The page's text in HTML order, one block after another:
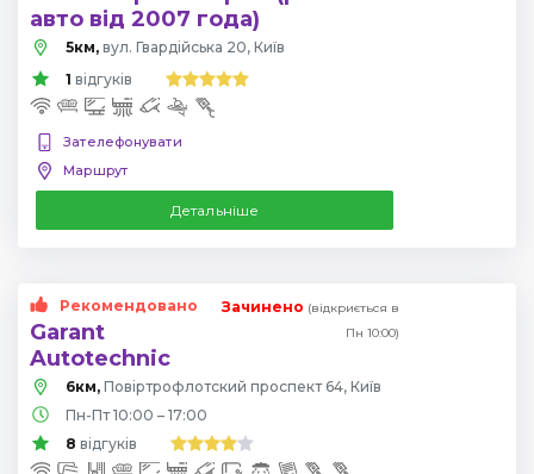
авто від 2007 года)
5км, вул. Гвардійська 20, Київ
1 відгуків
Зателефонувати
Маршрут
Детальніше
Рекомендовано
Garant
Autotechnic
Зачинено (відкриється в
Пн 10:00)
6км,
Повіртрофлотский проспект 64, Київ
Пн-Пт 10:00 – 17:00
8 відгуків